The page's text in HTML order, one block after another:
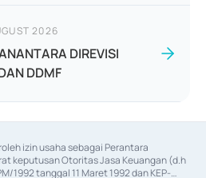
2026
DIREVISI
DDMF
izin usaha sebagai Perantara
keputusan Otoritas Jasa Keuangan (d.h
1992 tanggal 11 Maret 1992 dan KEP-